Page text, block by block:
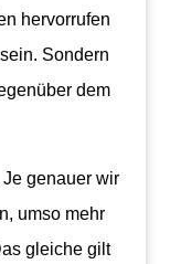
hervorrufen
Sondern
dem
genauer wir
umso mehr
gleiche gilt